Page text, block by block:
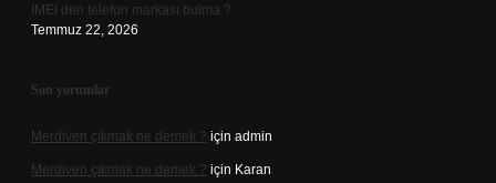
IMEI den telefon markası bulma ?
Temmuz 22, 2026
Son yorumlar
Merdiven çıkmak ne demek ? için admin
Merdiven çıkmak ne demek ? için Karan